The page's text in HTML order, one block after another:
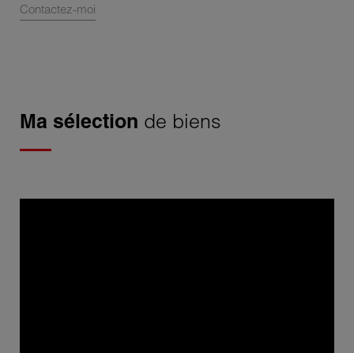
Contactez-moi
Ma sélection de biens